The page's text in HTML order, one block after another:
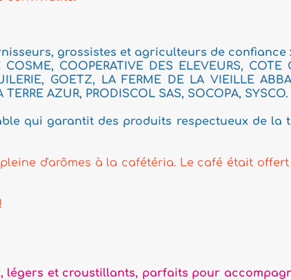
et agriculteurs de confiance :
DES ELEVEURS, COTE OUEST
FERME DE LA VIEILLE ABBAYE, LA
SAS, SOCOPA, SYSCO.
produits respectueux de la terre et
cafétéria. Le café était offert à tous
parfaits pour accompagner vos